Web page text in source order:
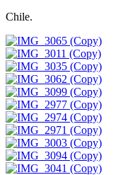
Chile.